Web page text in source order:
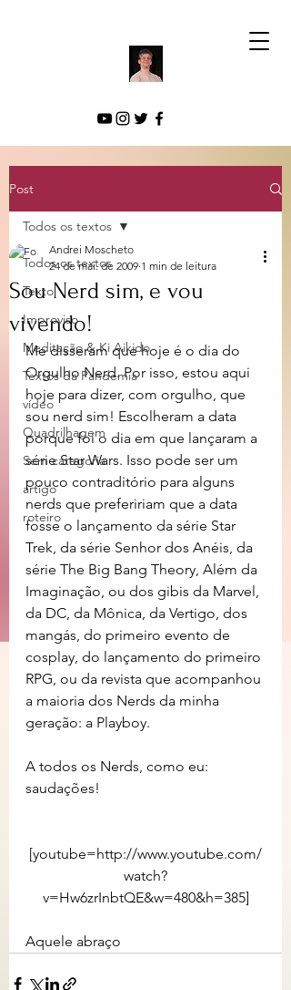
Post
Todos os textos
Texto
Improviso
Meditação & Ki Aikido
Textos da Pandemia
vídeo
Quadrilhagem
Sem categoria
artigo
roteiro
Todos os textos
Sou Nerd sim, e vou
vivendo!
Andrei Moscheto
24 de mai. de 2009 1 min de leitura
Me disseram que hoje é o dia do
Orgulho Nerd. Por isso, estou aqui
hoje para dizer, com orgulho, que
sou nerd sim! Escolheram a data
porque foi o dia em que lançaram a
série Star Wars. Isso pode ser um
pouco contraditório para alguns
nerds que prefeririam que a data
fosse o lançamento da série Star
Trek, da série Senhor dos Anéis, da
série The Big Bang Theory, Além da
Imaginação, ou dos gibis da Marvel,
da DC, da Mônica, da Vertigo, dos
mangás, do primeiro evento de
cosplay, do lançamento do primeiro
RPG, ou da revista que acompanhou
a maioria dos Nerds da minha
geração: a Playboy.
A todos os Nerds, como eu:
saudações!
[youtube=http://www.youtube.com/
watch?
v=Hw6zrInbtQE&w=480&h=385]
Aquele abraço